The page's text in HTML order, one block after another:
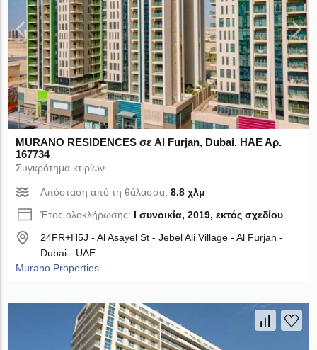
MURANO RESIDENCES σε Al Furjan, Dubai, ΗΑΕ Αρ.
167734
Συγκρότημα κτιρίων
Απόσταση από τη θάλασσα:8.8 χλμ
Έτος ολοκλήρωσης: I συνοικία, 2019, εκτός σχεδίου
24FR+H5J - Al Asayel St - Jebel Ali Village - Al Furjan -
Dubai - UAE
Murano Properties